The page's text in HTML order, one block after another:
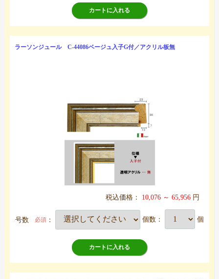
カートに入れる
ラーソンジュール C-44086ベージュ入子G付／アクリル板無
税込価格： 10,076 ～ 65,956 円
号数 必須 ： 個数： 個
カートに入れる